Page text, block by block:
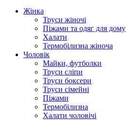
Жінка
Труси жіночі
Піжами та одяг для дому
Халати
Термобілизна жіноча
Чоловік
Майки, футболки
Труси сліпи
Труси боксери
Труси сімейні
Піжами
Термобілизна
Халати чоловічі